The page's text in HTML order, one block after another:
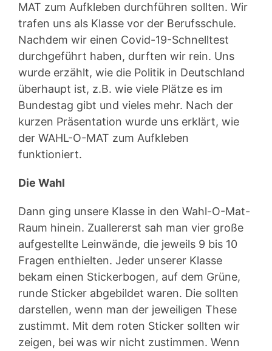
MAT zum Aufkleben durchführen sollten. Wir
trafen uns als Klasse vor der Berufsschule.
Nachdem wir einen Covid-19-Schnelltest
durchgeführt haben, durften wir rein. Uns
wurde erzählt, wie die Politik in Deutschland
überhaupt ist, z.B. wie viele Plätze es im
Bundestag gibt und vieles mehr. Nach der
kurzen Präsentation wurde uns erklärt, wie
der WAHL-O-MAT zum Aufkleben
funktioniert.
Die Wahl
Dann ging unsere Klasse in den Wahl-O-Mat-
Raum hinein. Zuallererst sah man vier große
aufgestellte Leinwände, die jeweils 9 bis 10
Fragen enthielten. Jeder unserer Klasse
bekam einen Stickerbogen, auf dem Grüne,
runde Sticker abgebildet waren. Die sollten
darstellen, wenn man der jeweiligen These
zustimmt. Mit dem roten Sticker sollten wir
zeigen, bei was wir nicht zustimmen. Wenn